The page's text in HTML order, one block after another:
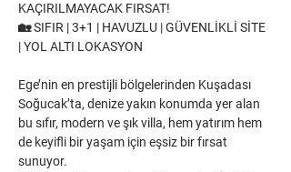
KAÇIRILMAYACAK FIRSAT!
🏡 SIFIR | 3+1 | HAVUZLU | GÜVENLİKLİ SİTE
| YOL ALTI LOKASYON
Ege’nin en prestijli bölgelerinden Kuşadası
Soğucak’ta, denize yakın konumda yer alan
bu sıfır, modern ve şık villa, hem yatırım hem
de keyifli bir yaşam için eşsiz bir fırsat
sunuyor.